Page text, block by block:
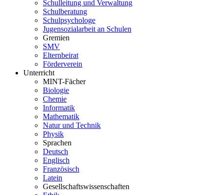
Schulleitung und Verwaltung
Schulberatung
Schulpsychologe
Jugensozialarbeit an Schulen
Gremien
SMV
Elternbeirat
Förderverein
Unterricht
MINT-Fächer
Biologie
Chemie
Informatik
Mathematik
Natur und Technik
Physik
Sprachen
Deutsch
Englisch
Französisch
Latein
Gesellschaftswissenschaften